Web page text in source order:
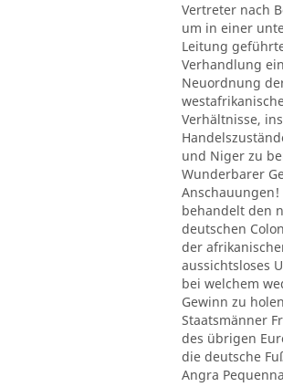
Vertreter nach
um in einer
Leitung
Verhandlung
Neuordnung
Verhältnisse,
und Niger zu
Wunderbarer
behandelt den
deutschen
der
aussichtsloses
bei welchem
Gewinn zu
Staatsmänner
des übrigen
die deutsche
Angra